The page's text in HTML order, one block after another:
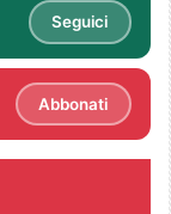
Seguici
Abbonati